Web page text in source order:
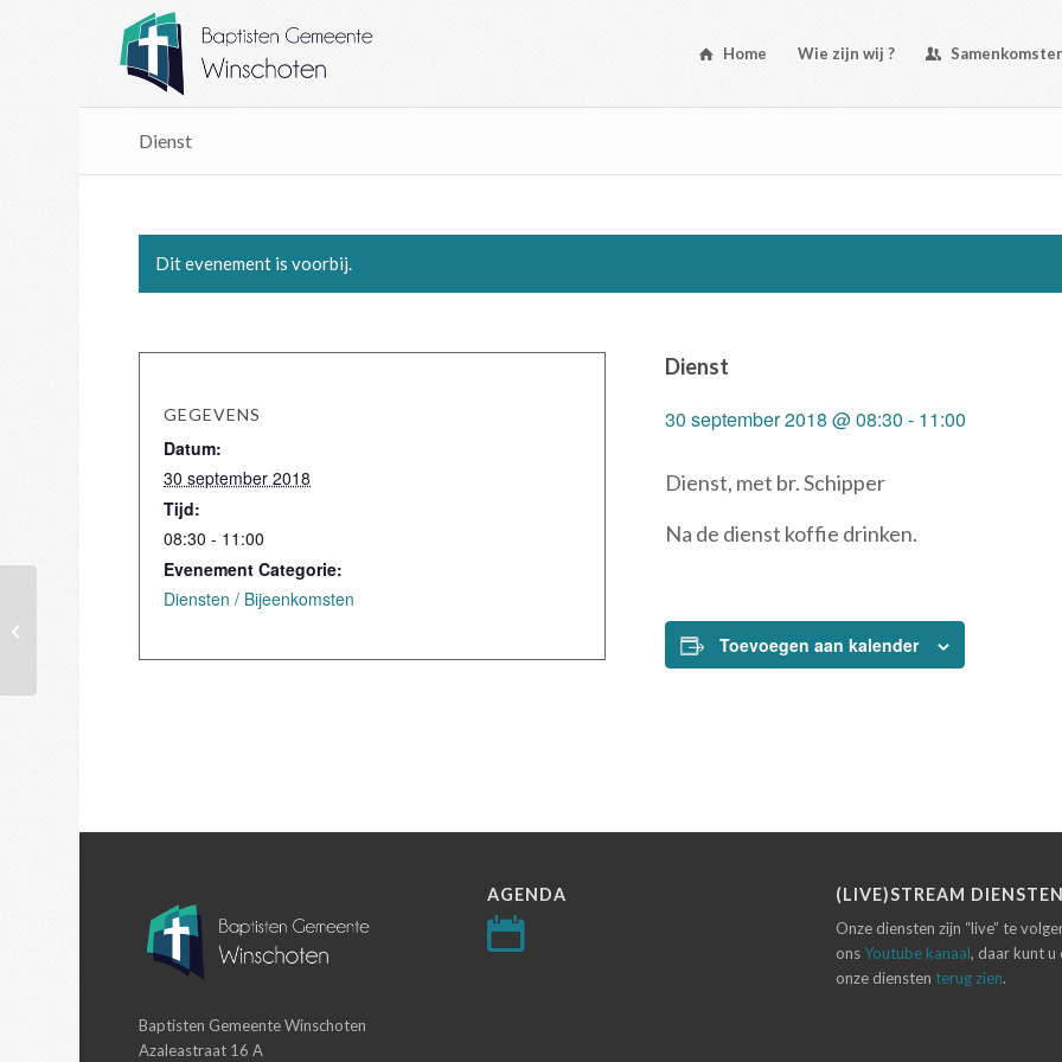
Home Wie zijn wij ?
Dienst
Dit evenement is voorbij.
Dienst
30 september 2018 @ 08:30 - 11:00
Dienst, met br. Schipper
Na de dienst koffie drinken.
Toevoegen aan kalender
GEGEVENS
Datum:
30 september 2018
Tijd:
08:30 - 11:00
Evenement Categorie:
Diensten / Bijeenkomsten
Baptisten Gemeente Winschoten
Azaleastraat 16 A
AGENDA (LIVE)STREAM DIENSTEN
Onze diensten zijn “live” te
onsYoutube kanaal, daar kunt u
onze diensten terug zien.